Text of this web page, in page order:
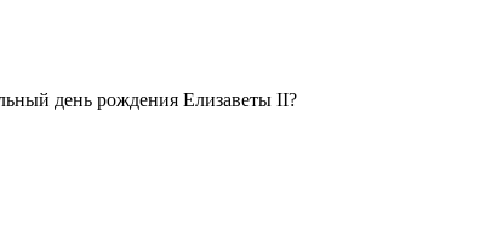
день рождения Елизаветы II?